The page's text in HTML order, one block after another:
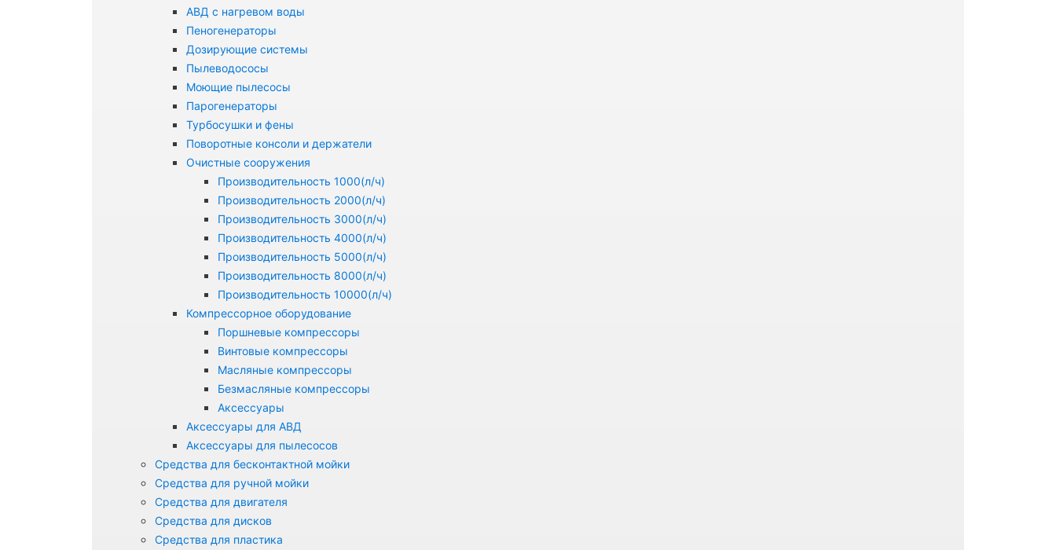
АВД с нагревом воды
Пеногенераторы
Дозирующие системы
Пылеводососы
Моющие пылесосы
Парогенераторы
Турбосушки и фены
Поворотные консоли и держатели
Очистные сооружения
Производительность 1000(л/ч)
Производительность 2000(л/ч)
Производительность 3000(л/ч)
Производительность 4000(л/ч)
Производительность 5000(л/ч)
Производительность 8000(л/ч)
Производительность 10000(л/ч)
Компрессорное оборудование
Поршневые компрессоры
Винтовые компрессоры
Масляные компрессоры
Безмасляные компрессоры
Аксессуары
Аксессуары для АВД
Аксессуары для пылесосов
Средства для бесконтактной мойки
Средства для ручной мойки
Средства для двигателя
Средства для дисков
Средства для пластика